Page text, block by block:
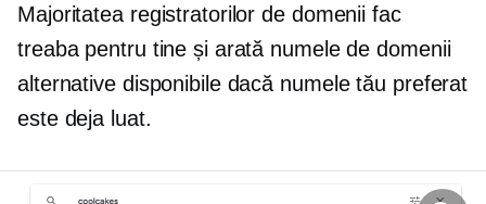
Majoritatea registratorilor de domenii fac
treaba pentru tine și arată numele de domenii
alternative disponibile dacă numele tău preferat
este deja luat.